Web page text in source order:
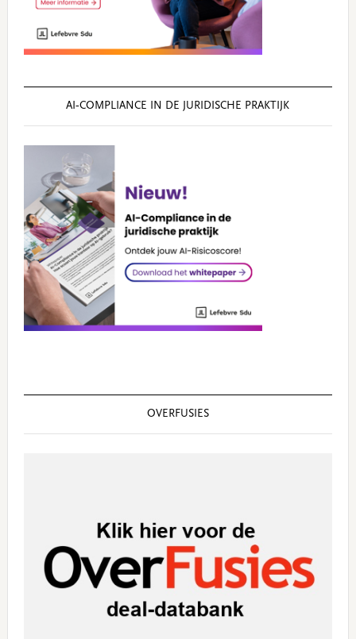
AI‑COMPLIANCE IN DE JURIDISCHE PRAKTIJK
OVERFUSIES